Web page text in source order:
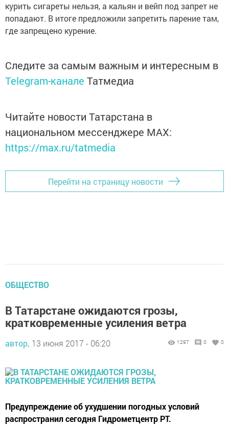
курить сигареты нельзя, а кальян и вейп под запрет не
попадают. В итоге предложили запретить парение там,
где запрещено курение.
Следите за самым важным и интересным в
Telegram-канале Татмедиа
Читайте новости Татарстана в
национальном мессенджере MАХ:
https://max.ru/tatmedia
Перейти на страницу новости
ОБЩЕСТВО
В Татарстане ожидаются грозы,
кратковременные усиления ветра
автор, 13 июня 2017 - 06:20 1297 0 0
Предупреждение об ухудшении погодных условий
распространил сегодня Гидрометцентр РТ.